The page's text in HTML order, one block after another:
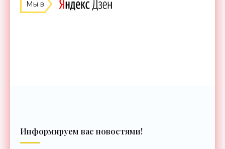
Мы в
Информируем вас новостями!